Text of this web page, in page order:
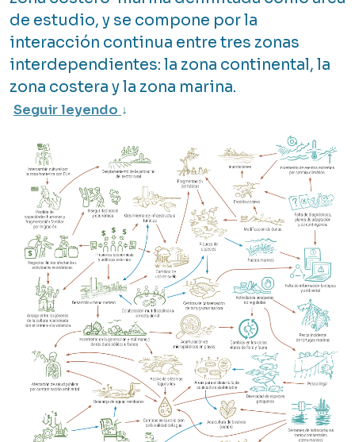
de estudio, y se compone por la
interacción continua entre tres zonas
interdependientes: la zona continental, la
zona costera y la zona marina.
Seguir leyendo ↓